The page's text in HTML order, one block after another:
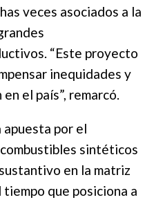
veces asociados a la
“Este proyecto
inequidades y
el país”, remarcó.
por el
sintéticos
en la matriz
que posiciona a